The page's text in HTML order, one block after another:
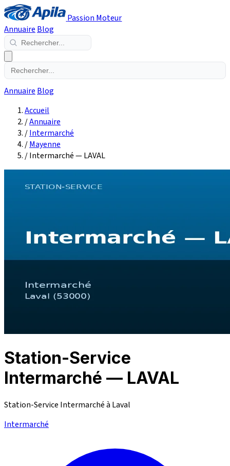
Passion Moteur
Annuaire Blog
Annuaire Blog
Accueil
/Annuaire
/Intermarché
/Mayenne
/Intermarché — LAVAL
Station-Service
Intermarché — LAVAL
Station-Service Intermarché à Laval
Intermarché